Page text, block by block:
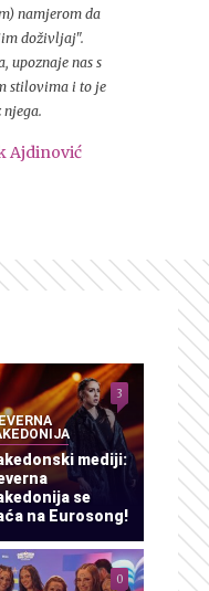
namjerom da
doživljaj".
upoznaje nas s
stilovima i to je
njega.
Ajdinović
mediji:
se
na Eurosong!
3
0